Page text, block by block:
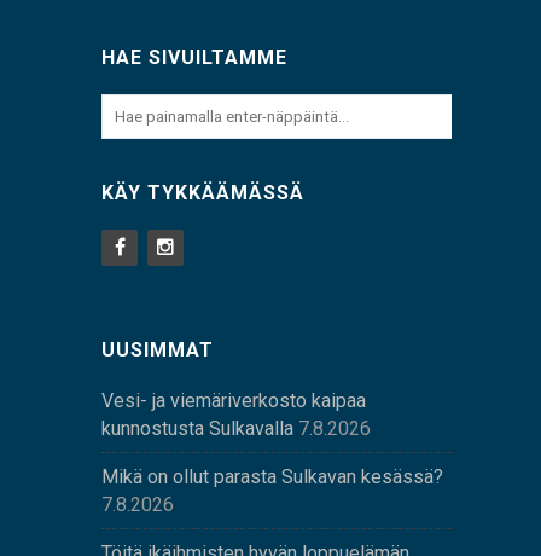
HAE SIVUILTAMME
KÄY TYKKÄÄMÄSSÄ
UUSIMMAT
Vesi- ja viemäriverkosto kaipaa
kunnostusta Sulkavalla 7.8.2026
Mikä on ollut parasta Sulkavan kesässä?
7.8.2026